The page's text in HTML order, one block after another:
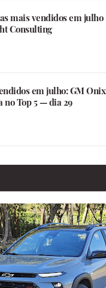
mais vendidos em julho
Consulting
em julho: GM Onix
no Top 5 — dia 29